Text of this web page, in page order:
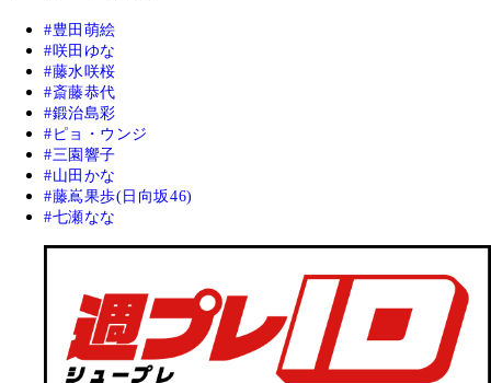
豊田萌絵
咲田ゆな
藤水咲桜
斎藤恭代
鍛治島彩
ピョ・ウンジ
三園響子
山田かな
藤嶌果歩(日向坂46)
七瀬なな